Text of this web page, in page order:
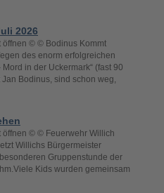
2026
© © Bodinus Kommt
des enorm erfolgreichen
in der Uckermark“ (fast 90
Bodinus, sind schon weg,
© © Feuerwehr Willich
Willichs Bürgermeister
Gruppenstunde der
Kids wurden gemeinsam